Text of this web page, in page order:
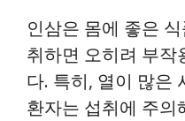
인삼은 몸에 좋은
취하면 오히려 부작
다. 특히, 열이 많은
환자는 섭취에 주의